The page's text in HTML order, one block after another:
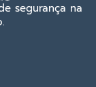
segurança na